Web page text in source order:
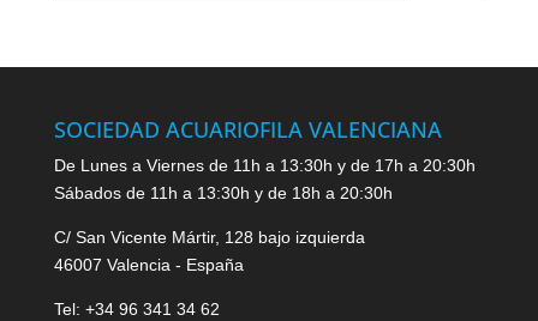
SOCIEDAD ACUARIOFILA VALENCIANA
De Lunes a Viernes de 11h a 13:30h y de 17h a 20:30h
Sábados de 11h a 13:30h y de 18h a 20:30h
C/ San Vicente Mártir, 128 bajo izquierda
46007 Valencia - España
Tel: +34 96 341 34 62